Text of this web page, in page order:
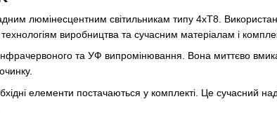
люмінесцентним світильникам типу 4хТ8.
виробництва та сучасним матеріалам і
та УФ випромінювання. Вона миттєво
елементи постачаються у комплекті. Це сучасний